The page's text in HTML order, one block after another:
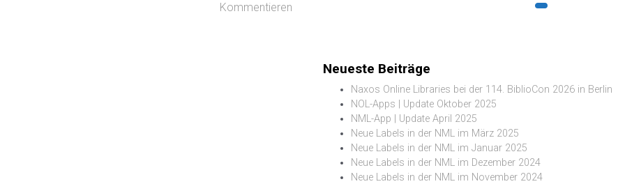
Kommentieren
Neueste Beiträge
Naxos Online Libraries bei der 114. BiblioCon 2026 in Berlin
NOL-Apps | Update Oktober 2025
NML-App | Update April 2025
Neue Labels in der NML im März 2025
Neue Labels in der NML im Januar 2025
Neue Labels in der NML im Dezember 2024
Neue Labels in der NML im November 2024